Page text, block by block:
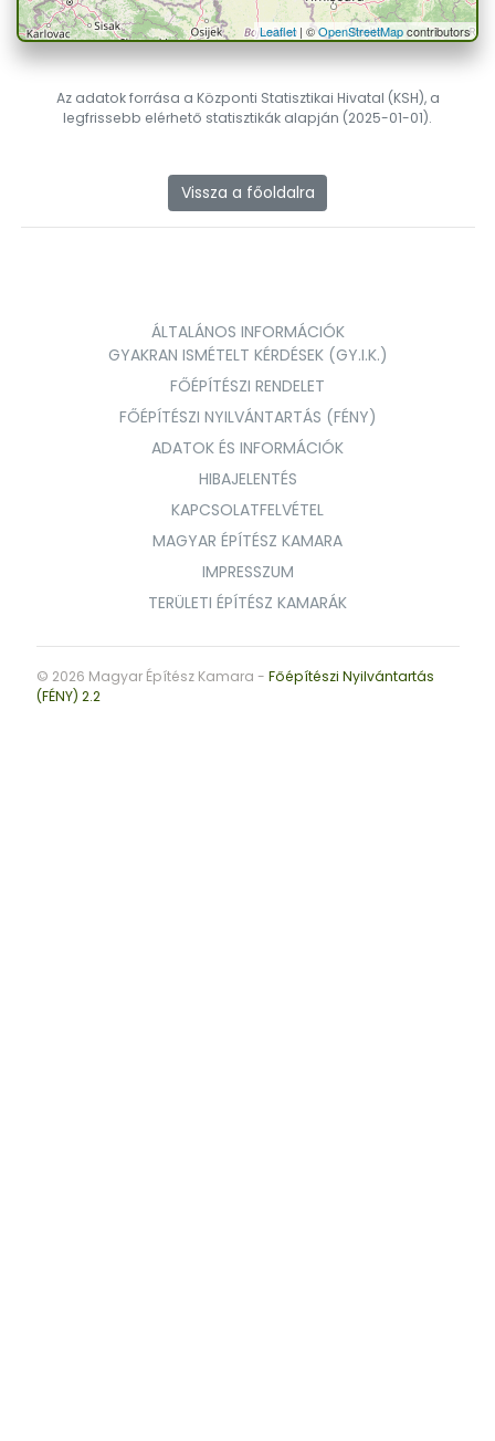
Leaflet| ©OpenStreetMapcontributors
Az adatok forrása a Központi Statisztikai Hivatal (KSH), a
legfrissebb elérhető statisztikák alapján (2025-01-01).
Vissza a főoldalra
ÁLTALÁNOS INFORMÁCIÓK
GYAKRAN ISMÉTELT KÉRDÉSEK (GY.I.K.)
FŐÉPÍTÉSZI RENDELET
FŐÉPÍTÉSZI NYILVÁNTARTÁS (FÉNY)
ADATOK ÉS INFORMÁCIÓK
HIBAJELENTÉS
KAPCSOLATFELVÉTEL
MAGYAR ÉPÍTÉSZ KAMARA
IMPRESSZUM
TERÜLETI ÉPÍTÉSZ KAMARÁK
© 2026 Magyar Építész Kamara - Főépítészi Nyilvántartás
(FÉNY) 2.2